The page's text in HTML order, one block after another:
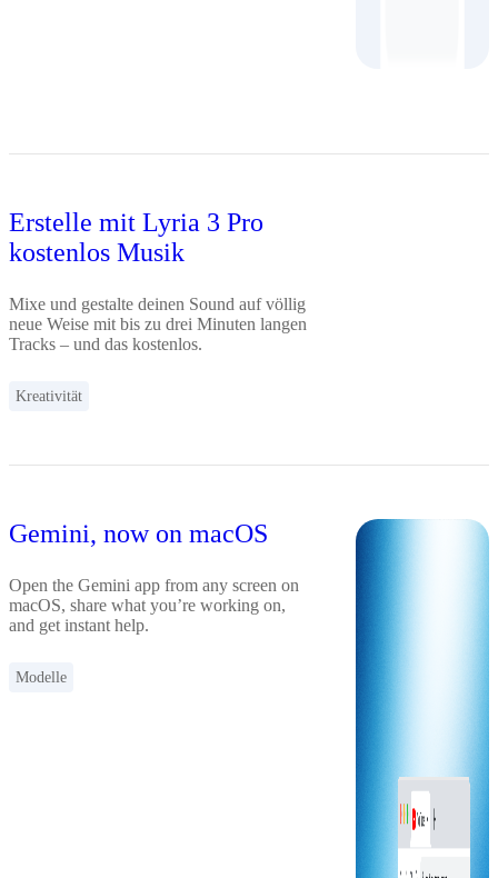
Erstelle mit Lyria 3 Pro
kostenlos Musik
Mixe und gestalte deinen Sound auf völlig
neue Weise mit bis zu drei Minuten langen
Tracks – und das kostenlos.
Kreativität
Gemini, now on macOS
Open the Gemini app from any screen on
macOS, share what you’re working on,
and get instant help.
Modelle